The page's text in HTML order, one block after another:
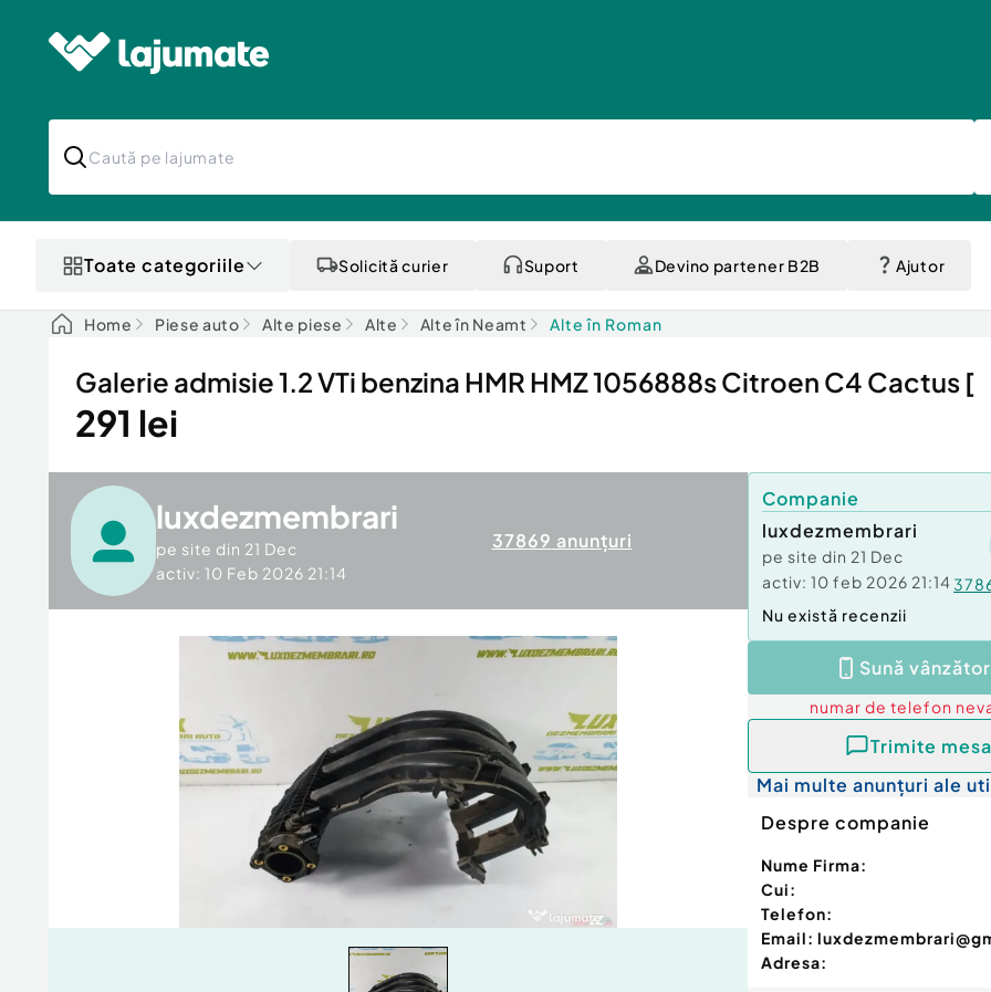
Toate categoriile Solicită curier Suport Devino partener B2B Ajutor
Home Piese auto Alte piese Alte Alte în Neamt Alte în Roman
Galerie admisie 1.2 VTi benzina HMR HMZ 1056888s Citroen C4 Cactus [
291 lei
luxdezmembrari
pe site din 21 Dec
activ: 10 Feb 2026 21:14
37869 anunțuri
Companie
luxdezmembrari
pe site din 21 Dec
activ: 10 feb 2026 21:14
Nu există recenzii
Sună
numar de telefon
Trimite
Mai multe anunțuri ale
Despre companie
Nume Firma:
Cui:
Telefon:
Email:
Adresa: